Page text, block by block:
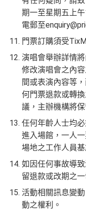
期一至星期五上
電郵至
門票訂購須受
演唱會舉辦詳情
修改演唱會之內
間或表演內容等
何門票退款或轉
議，主辦機構將
任何年齡人士均
進入場館，一人
場地之工作人員
如因任何事故導
留退款或改期之一
活動相關訊息變
動之權利。